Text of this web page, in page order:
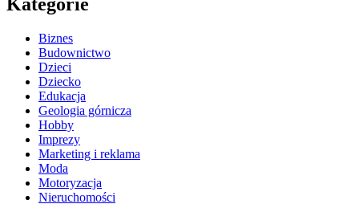
Kategorie
Biznes
Budownictwo
Dzieci
Dziecko
Edukacja
Geologia górnicza
Hobby
Imprezy
Marketing i reklama
Moda
Motoryzacja
Nieruchomości